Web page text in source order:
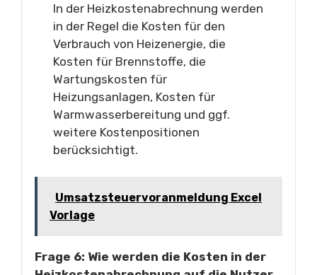
In der Heizkostenabrechnung werden
in der Regel die Kosten für den
Verbrauch von Heizenergie, die
Kosten für Brennstoffe, die
Wartungskosten für
Heizungsanlagen, Kosten für
Warmwasserbereitung und ggf.
weitere Kostenpositionen
berücksichtigt.
Umsatzsteuervoranmeldung Excel
Vorlage
Frage 6: Wie werden die Kosten in der